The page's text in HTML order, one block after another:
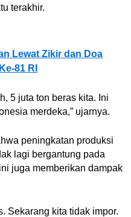
terakhir.
Lewat Zikir dan Doa
81 RI
5 juta ton beras kita. Ini
merdeka,” ujarnya.
peningkatan produksi
lagi bergantung pada
juga memberikan dampak
Sekarang kita tidak impor.